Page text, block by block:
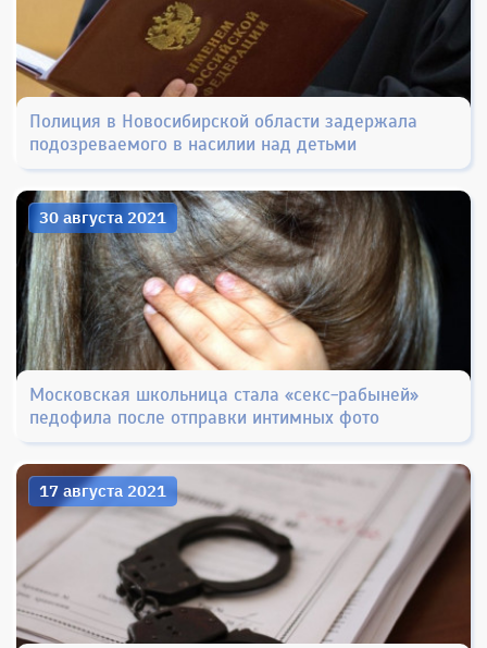
Полиция в Новосибирской области задержала
подозреваемого в насилии над детьми
Московская школьница стала «секс-рабыней»
педофила после отправки интимных фото
30 августа 2021
17 августа 2021